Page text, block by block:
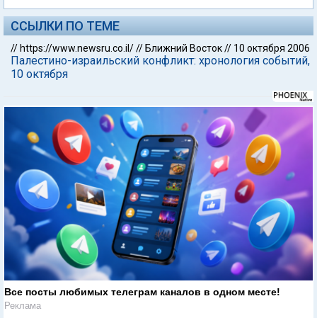
ССЫЛКИ ПО ТЕМЕ
// https://www.newsru.co.il/// Ближний Восток// 10 октября 2006
Палестино-израильский конфликт: хронология событий,
10 октября
Все посты любимых телеграм каналов в одном месте!
Реклама